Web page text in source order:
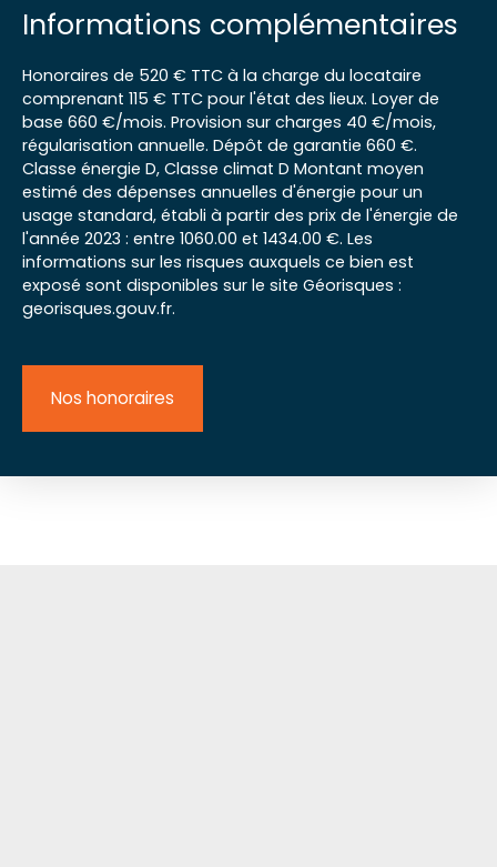
Informations complémentaires
Honoraires de 520 € TTC à la charge du locataire
comprenant 115 € TTC pour l'état des lieux. Loyer de
base 660 €/mois. Provision sur charges 40 €/mois,
régularisation annuelle. Dépôt de garantie 660 €.
Classe énergie D, Classe climat D Montant moyen
estimé des dépenses annuelles d'énergie pour un
usage standard, établi à partir des prix de l'énergie de
l'année 2023 : entre 1060.00 et 1434.00 €. Les
informations sur les risques auxquels ce bien est
exposé sont disponibles sur le site Géorisques :
georisques.gouv.fr.
Nos honoraires